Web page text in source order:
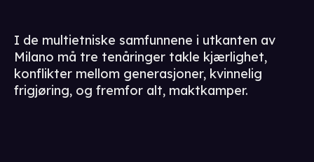
I de multietniske samfunnene i utkanten av
Milano må tre tenåringer takle kjærlighet,
konflikter mellom generasjoner, kvinnelig
frigjøring, og fremfor alt, maktkamper.